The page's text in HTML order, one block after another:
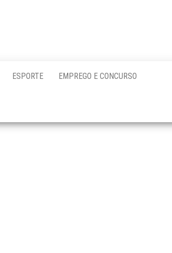
ESPORTE EMPREGO E CONCURSO